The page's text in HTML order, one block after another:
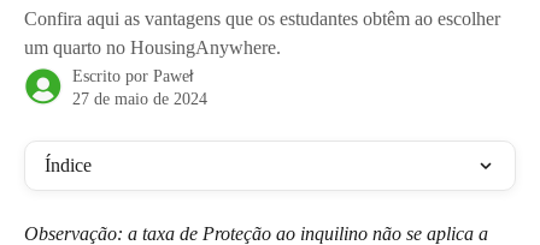
Confira aqui as vantagens que os estudantes obtêm ao escolher
um quarto no HousingAnywhere.
Escrito por Paweł
27 de maio de 2024
Índice
Observação: a taxa de Proteção ao inquilino não se aplica a